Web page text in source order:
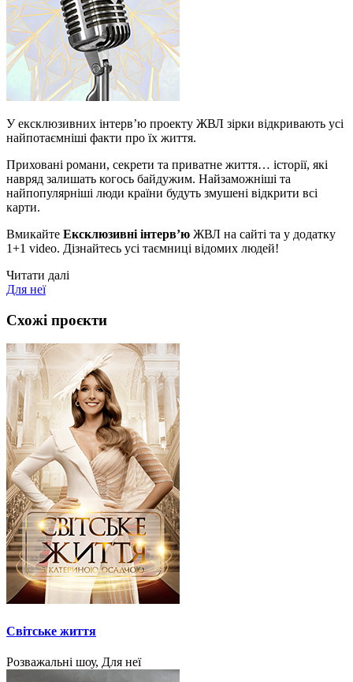
У ексклюзивних інтерв’ю проекту ЖВЛ зірки відкривають усі
найпотаємніші факти про їх життя.
Приховані романи, секрети та приватне життя… історії, які
навряд залишать когось байдужим. Найзаможніші та
найпопулярніші люди країни будуть змушені відкрити всі
карти.
Вмикайте Ексклюзивні інтерв’ю ЖВЛ на сайті та у додатку
1+1 video. Дізнайтесь усі таємниці відомих людей!
Читати далі
Для неї
Схожі проєкти
Світське життя
Розважальні шоу, Для неї